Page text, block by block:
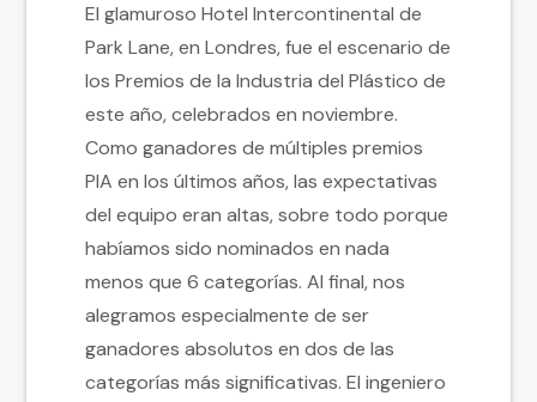
El glamuroso Hotel Intercontinental de
Park Lane, en Londres, fue el escenario de
los Premios de la Industria del Plástico de
este año, celebrados en noviembre.
Como ganadores de múltiples premios
PIA en los últimos años, las expectativas
del equipo eran altas, sobre todo porque
habíamos sido nominados en nada
menos que 6 categorías. Al final, nos
alegramos especialmente de ser
ganadores absolutos en dos de las
categorías más significativas. El ingeniero